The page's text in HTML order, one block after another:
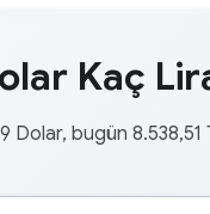
Kaç
Dolar, bugün